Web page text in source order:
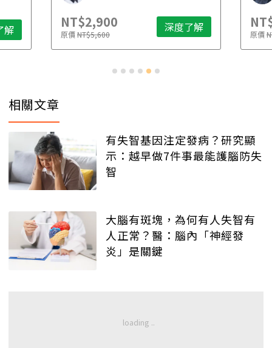
解 NT$2,900
原價NT$5,600 深度了解 原價
相關文章
有失智基因注定發病？研究顯
示：越早做7件事最能護腦防失
智
大腦有斑塊，為何有人失智有
人正常？醫：腦內「神經發
炎」是關鍵